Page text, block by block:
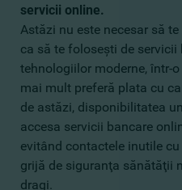
servicii online.
Astăzi nu este necesar să
ca să te foloseşti de servicii
tehnologiilor moderne, într-
mai mult preferă plata cu
de astăzi, disponibilitatea
accesa servicii bancare
evitând contactele inutile
grijă de siguranţa sănătăţii
dragi.